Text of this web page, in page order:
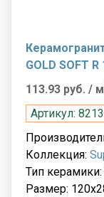
GOLD SOFT R
113.93 руб. / м
Артикул:
Коллекция:
Тип
Размер: